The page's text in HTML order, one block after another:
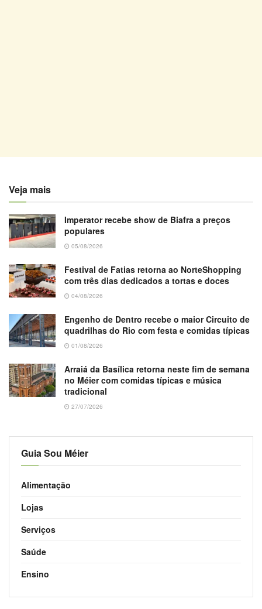
Veja mais
Imperator recebe show de Biafra a preços
populares
05/08/2026
Festival de Fatias retorna ao NorteShopping
com três dias dedicados a tortas e doces
04/08/2026
Engenho de Dentro recebe o maior Circuito de
quadrilhas do Rio com festa e comidas típicas
01/08/2026
Arraiá da Basílica retorna neste fim de semana
no Méier com comidas típicas e música
tradicional
27/07/2026
Guia Sou Méier
Alimentação
Lojas
Serviços
Saúde
Ensino